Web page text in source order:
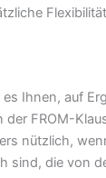
es Ihnen, auf
FROM-
nützlich,
sind, die von